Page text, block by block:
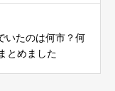
いたのは何市？何
とめました